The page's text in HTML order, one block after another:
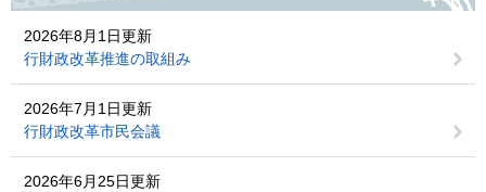
2026年8月1日更新
行財政改革推進の取組み
2026年7月1日更新
行財政改革市民会議
2026年6月25日更新